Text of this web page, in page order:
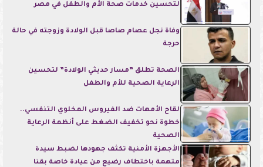
لتحسين خدمات صحة الأم والطفل في مصر
وفاة نجل عصام صاصا قبل الولادة وزوجته في حالة
حرجة
الصحة تطلق ”مسار حديثي الولادة” لتحسين
الرعاية الصحية للأم والطفل
لقاح الأمهات ضد الفيروس المخلوي التنفسي..
خطوة نحو تخفيف الضغط على أنظمة الرعاية
الصحية
الأجهزة الأمنية تكثف جهودها لضبط سيدة
متهمة باختطاف رضيع من عيادة خاصة بقنا